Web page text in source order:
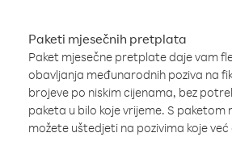
Paketi mjesečnih pretplata
Paket mjesečne pretplate daje vam
obavljanja međunarodnih poziva na
brojeve po niskim cijenama, bez
paketa u bilo koje vrijeme. S
možete uštedjeti na pozivima koje